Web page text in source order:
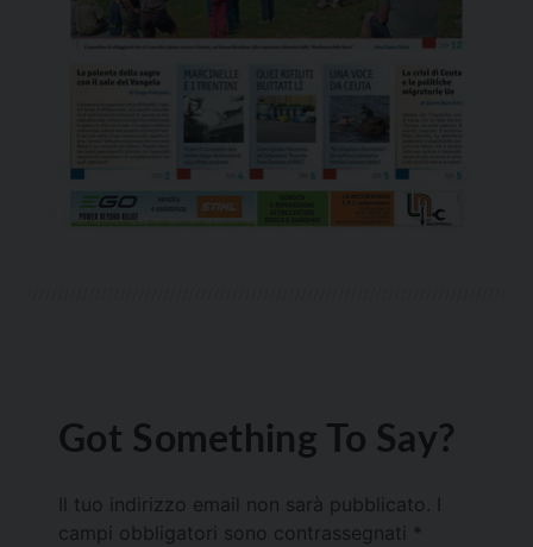
Got Something To Say?
Il tuo indirizzo email non sarà pubblicato.
campi obbligatori sono contrassegnati *